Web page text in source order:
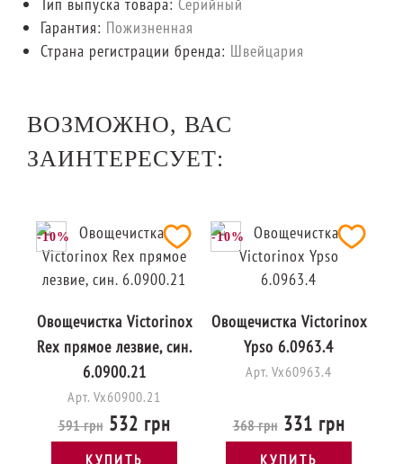
Гарантия: Пожизненная
Страна регистрации бренда: Швейцария
ВОЗМОЖНО, ВАС
ЗАИНТЕРЕСУЕТ:
-10%
Овощечистка Victorinox
Rex прямое лезвие, син.
6.0900.21
Арт. Vx60900.21
591 грн532 грн
КУПИТЬ
-10%
Овощечистка Victorinox
Ypso 6.0963.4
Арт. Vx60963.4
368 грн331 грн
КУПИТЬ